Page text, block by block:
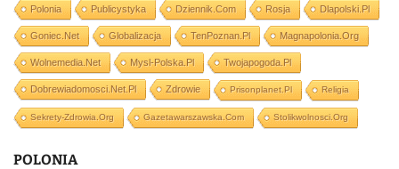
Polonia Publicystyka Dziennik.com Rosja Dlapolski.pl
Goniec.net Globalizacja TenPoznan.pl Magnapolonia.org
Wolnemedia.net Mysl-Polska.pl Twojapogoda.pl
Dobrewiadomosci.net.pl Zdrowie Prisonplanet.pl Religia
Sekrety-Zdrowia.org Gazetawarszawska.com Stolikwolnosci.org
POLONIA